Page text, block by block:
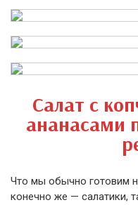
Салат с
ананасами
Что мы обычно готовим
конечно же — салатики,